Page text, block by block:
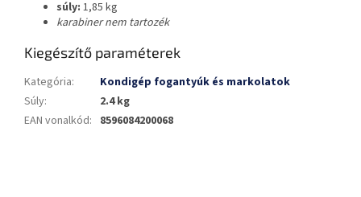
súly: 1,85 kg
karabiner nem tartozék
Kiegészítő paraméterek
Kategória:
Kondigép fogantyúk és markolatok
Súly:
2.4 kg
EAN vonalkód: 8596084200068